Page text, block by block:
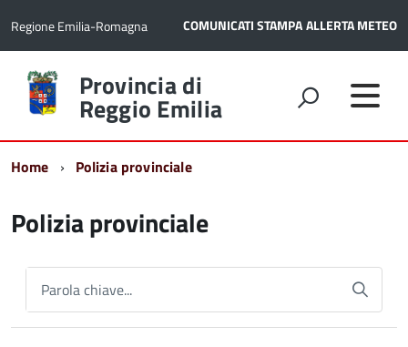
Regione Emilia-Romagna COMUNICATI STAMPAALLERTA METEO
Torna
alla
home
Provincia di
Reggio Emilia
Home Polizia provinciale
Polizia provinciale
Parola chiave...